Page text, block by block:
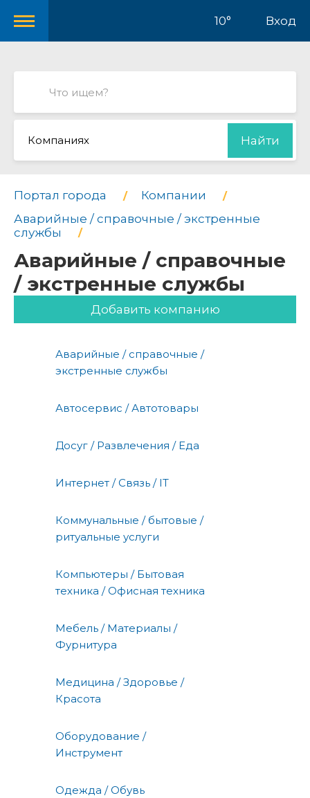
10° Вход
Компаниях Найти
Портал города
Компании
Аварийные / справочные / экстренные
службы
Аварийные / справочные
/ экстренные службы
Добавить компанию
Аварийные / справочные /
экстренные службы
Автосервис / Автотовары
Досуг / Развлечения / Еда
Интернет / Связь / IT
Коммунальные / бытовые /
ритуальные услуги
Компьютеры / Бытовая
техника / Офисная техника
Мебель / Материалы /
Фурнитура
Медицина / Здоровье /
Красота
Оборудование /
Инструмент
Одежда / Обувь